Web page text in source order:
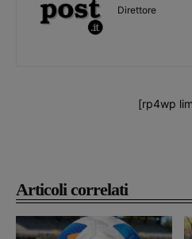
Articoli correlati
Direttore
[rp4wp